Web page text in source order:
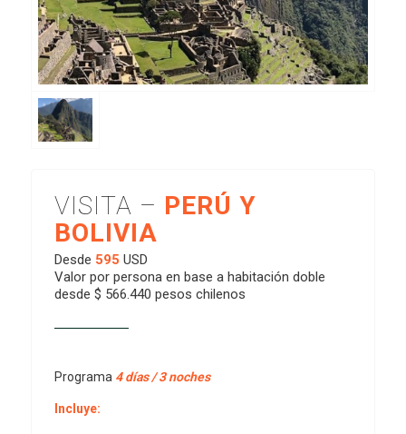
VISITA – PERÚ Y
BOLIVIA
Desde 595 USD
Valor por persona en base a habitación doble
desde $ 566.440 pesos chilenos
Programa 4 días / 3 noches
Incluye: